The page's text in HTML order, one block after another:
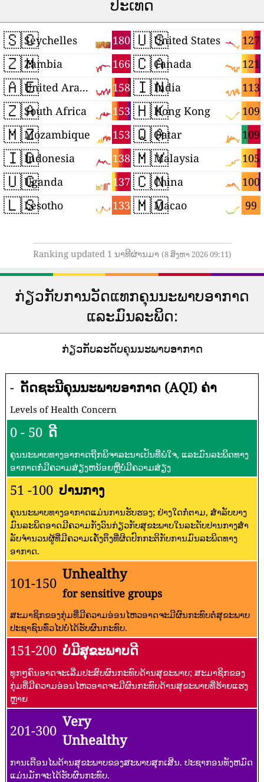
ປະເທດ
🇸🇨 180
Seychelles
🇿🇲 166
Zambia
🇦🇪 158
United Arab Emirates
🇿🇦 153
South Africa
🇲🇿 153
Mozambique
🇮🇩 138
Indonesia
🇺🇬 137
Uganda
🇱🇸 133
Lesotho
🇺🇸 127
United States
🇨🇦 121
Canada
🇮🇳 113
India
🇭🇰 109
Hong Kong
🇶🇦 109
Qatar
🇲🇾 105
Malaysia
🇨🇳 100
China
🇲🇴 99
Macao
Ranking updated 1 ນາທີຜ່ານມາ (8 ສິງຫາ 2026 09:11)
ກ່ຽວກັບການວັດແທກຄຸນນະພາບອາກາດ
ແລະມົນລະພິດ:
ກ່ຽວກັບລະດັບຄຸນນະພາບອາກາດ
- ດັດຊະນີຄຸນນະພາບອາກາດ (AQI) ຄ່າ
Levels of Health Concern
0 - 50 ດີ
ຄຸນນະພາບທາງອາກາດຖືກພິຈາລະນາເປັນທີ່ພໍໃຈ, ແລະມົນລະພິດທາງ
ອາກາດກໍ່ມີຄວາມສ່ຽງຫນ້ອຍຫຼືບໍ່ມີຄວາມສ່ຽງ
51 -100 ປານກາງ
ຄຸນນະພາບທາງອາກາດແມ່ນການຮັບຮອງ; ຢ່າງໃດກໍ່ຕາມ, ສໍາລັບບາງ
ມົນລະພິດອາດມີຄວາມກັງວົນກ່ຽວກັບສຸຂະພາບໃນລະດັບປານກາງສໍາ
ລັບຈໍານວນຜູ້ທີ່ມີຄວາມເຄັ່ງຕຶງທີ່ຜິດປົກກະຕິກັບການມົນລະພິດທາງ
ອາກາດ.
101-150
Unhealthy
for sensitive groups
ສະມາຊິກຂອງກຸ່ມທີ່ມີຄວາມອ່ອນໄຫວອາດຈະມີຜົນກະທົບຕໍ່ສຸຂະພາບ
ປະຊາຊົນທົ່ວໄປບໍ່ໄດ້ຮັບຜົນກະທົບ.
151-200 ບໍ່ມີສຸຂະພາບດີ
ທຸກໆຄົນອາດຈະເລີ່ມປະສົບຜົນກະທົບດ້ານສຸຂະພາບ; ສະມາຊິກຂອງ
ກຸ່ມທີ່ມີຄວາມອ່ອນໄຫວອາດຈະມີຜົນກະທົບດ້ານສຸຂະພາບທີ່ຮ້າຍແຮງ
ຫຼາຍ
201-300
Very
Unhealthy
ການເຕືອນໄພດ້ານສຸຂະພາບຂອງສະພາບສຸກເສີນ. ປະຊາກອນທັງຫມົດ
ແມ່ນມັກຈະໄດ້ຮັບຜົນກະທົບ.